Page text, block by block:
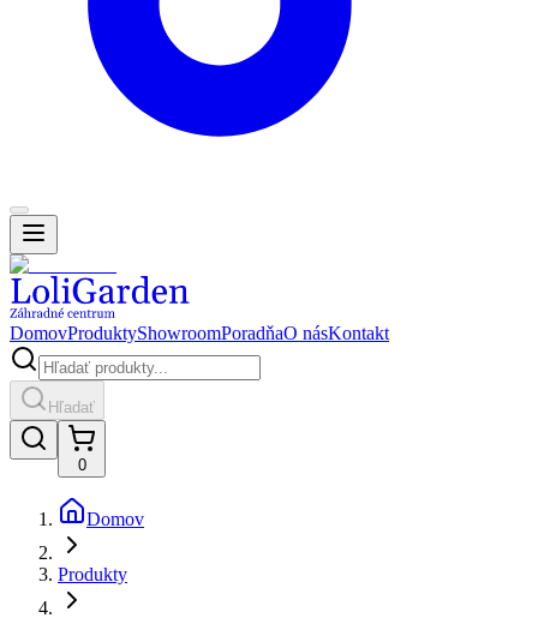
DomovProduktyShowroomPoradňaO násKontakt
Hľadať
0
Domov
Produkty